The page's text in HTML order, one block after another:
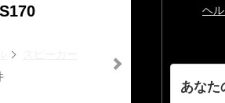
ヘ
あなた